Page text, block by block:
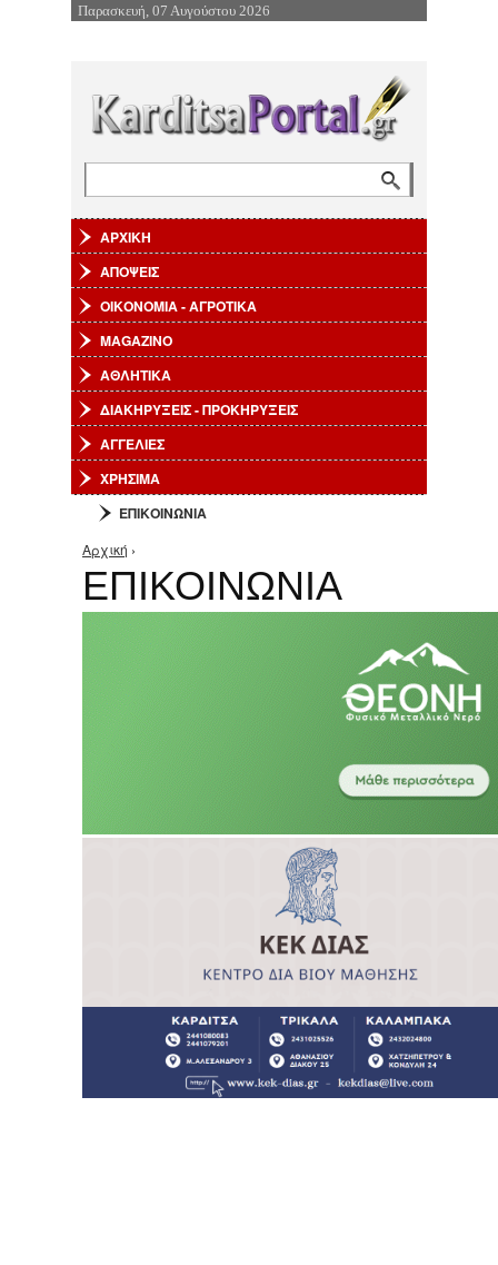
Επιστροφή στην Πλοήγηση
Παρασκευή, 07 Αυγούστου 2026
ΑΡΧΙΚΗ
ΑΠΟΨΕΙΣ
ΟΙΚΟΝΟΜΙΑ - ΑΓΡΟΤΙΚΑ
MAGAZINO
ΑΘΛΗΤΙΚΑ
ΔΙΑΚΗΡΥΞΕΙΣ - ΠΡΟΚΗΡΥΞΕΙΣ
ΑΓΓΕΛΙΕΣ
ΧΡΗΣΙΜΑ
ΕΠΙΚΟΙΝΩΝΙΑ
Είστε εδώ
Αρχική ›
ΕΠΙΚΟΙΝΩΝΙΑ